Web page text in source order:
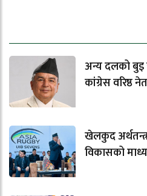
अन्य दलको बुइ
कांग्रेस वरिष्ठ
खेलकुद अर्थतन्त्र
विकासको